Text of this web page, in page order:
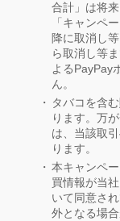
合計」は将
「キャンペ
降に取消し
ら取消し等
よるPayPay
ん。
タバコを含
ります。万
は、当該取
ります。
本キャンペ
買情報が当
いて同意さ
外となる場